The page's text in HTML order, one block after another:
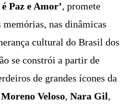
Paz e Amor’, promete
nas dinâmicas
cultural do Brasil dos
se constrói a partir de
de grandes ícones da
Moreno Veloso, Nara Gil,